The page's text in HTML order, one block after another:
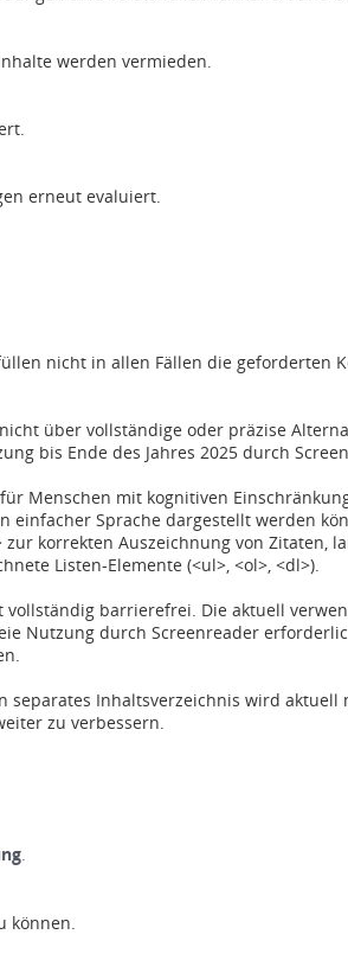
werden vermieden.
erneut evaluiert.
nicht in allen Fällen die geforderten
über vollständige oder präzise
bis Ende des Jahres 2025 durch
Menschen mit kognitiven
Sprache dargestellt werden
korrekten Auszeichnung von Zitaten,
Listen-Elemente (<ul>, <ol>, <dl>).
barrierefrei. Die aktuell
Nutzung durch Screenreader
Inhaltsverzeichnis wird aktuell
zu verbessern.
.
können.